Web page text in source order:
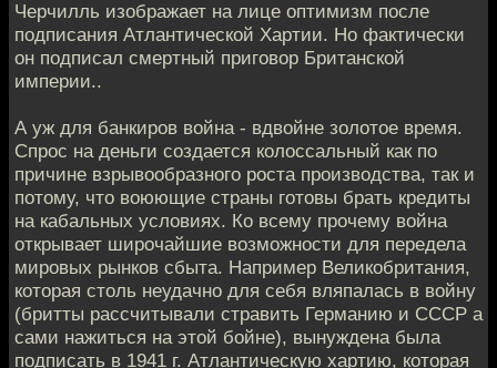
Черчилль изображает на лице оптимизм после
подписания Атлантической Хартии. Но фактически
он подписал смертный приговор Британской
империи..
А уж для банкиров война - вдвойне золотое время.
Спрос на деньги создается колоссальный как по
причине взрывообразного роста производства, так и
потому, что воюющие страны готовы брать кредиты
на кабальных условиях. Ко всему прочему война
открывает широчайшие возможности для передела
мировых рынков сбыта. Например Великобритания,
которая столь неудачно для себя вляпалась в войну
(бритты рассчитывали стравить Германию и СССР а
сами нажиться на этой бойне), вынуждена была
подписать в 1941 г. Атлантическую хартию, которая